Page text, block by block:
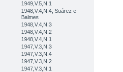
1949,V.5,N.1
1948,V.4,N.4, Suárez e
Balmes
1948,V.4,N.3
1948,V.4,N.2
1948,V.4,N.1
1947,V.3,N.3
1947,V.3,N.4
1947,V.3,N.2
1947,V.3,N.1